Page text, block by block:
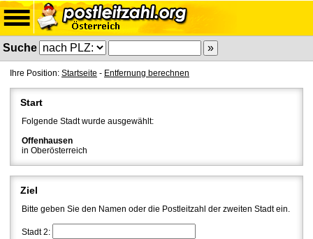
Suche
Ihre Position: Startseite - Entfernung berechnen
Start
Folgende Stadt wurde ausgewählt:
Offenhausen
in Oberösterreich
Ziel
Bitte geben Sie den Namen oder die Postleitzahl der zweiten Stadt ein.
Stadt 2: